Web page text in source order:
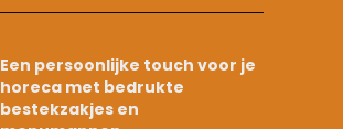
Een persoonlijke touch voor je
horeca met bedrukte
bestekzakjes en